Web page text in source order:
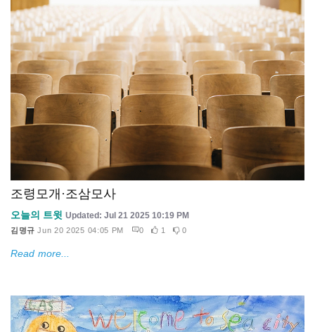
조령모개·조삼모사
오늘의 트윗 Updated: Jul 21 2025 10:19 PM
김명규 Jun 20 2025 04:05 PM 0 1 0
Read more...